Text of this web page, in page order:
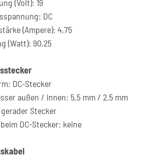
(Volt): 19
DC
(Ampere): 4,75
(Watt): 90,25
DC-Stecker
außen / innen: 5.5 mm / 2.5 mm
Stecker
DC-Stecker: keine